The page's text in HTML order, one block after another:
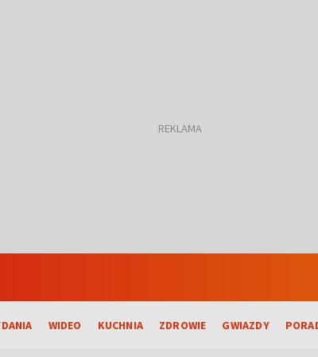
WIDEO KUCHNIA ZDROWIE GWIAZDY